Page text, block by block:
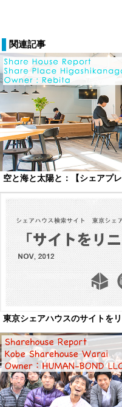
関連記事
空と海と太陽と：【シェアプ
東京シェアハウスのサイトを